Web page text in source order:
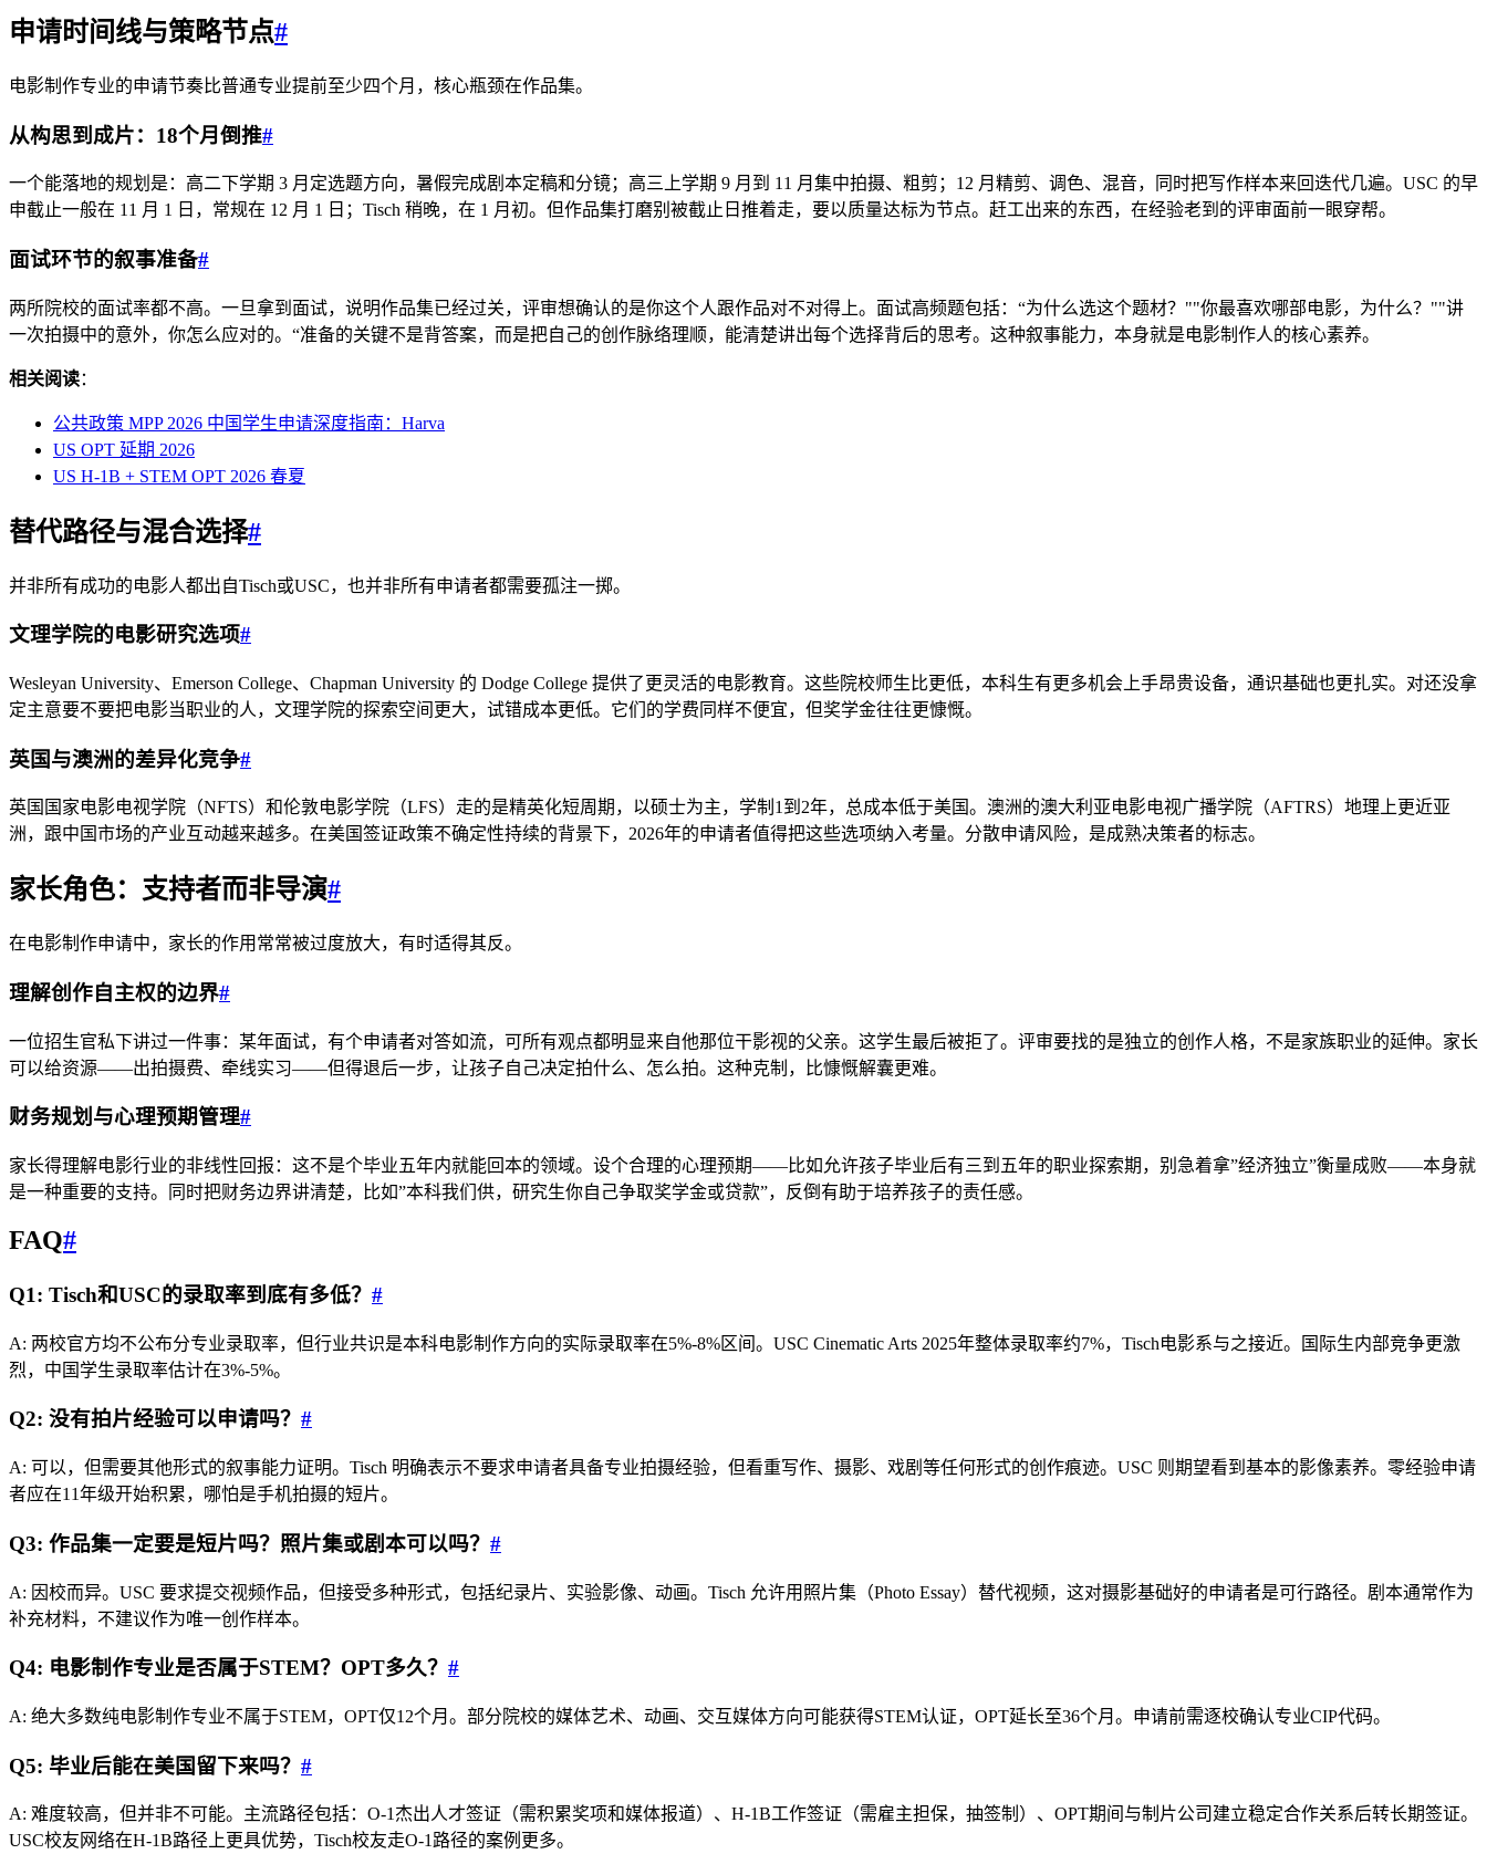
申请时间线与策略节点#
电影制作专业的申请节奏比普通专业提前至少四个月，核心瓶颈在作品集。
从构思到成片：18个月倒推#
一个能落地的规划是：高二下学期 3 月定选题方向，暑假完成剧本定稿和分镜；高三上学期 9 月到 11 月集中拍摄、粗剪；12 月精剪、调色、混音，同时把写作样本来回迭代几遍。USC 的早
申截止一般在 11 月 1 日，常规在 12 月 1 日；Tisch 稍晚，在 1 月初。但作品集打磨别被截止日推着走，要以质量达标为节点。赶工出来的东西，在经验老到的评审面前一眼穿帮。
面试环节的叙事准备#
两所院校的面试率都不高。一旦拿到面试，说明作品集已经过关，评审想确认的是你这个人跟作品对不对得上。面试高频题包括：“为什么选这个题材？""你最喜欢哪部电影，为什么？""讲
一次拍摄中的意外，你怎么应对的。“准备的关键不是背答案，而是把自己的创作脉络理顺，能清楚讲出每个选择背后的思考。这种叙事能力，本身就是电影制作人的核心素养。
相关阅读：
公共政策 MPP 2026 中国学生申请深度指南：Harva
US OPT 延期 2026
US H-1B + STEM OPT 2026 春夏
替代路径与混合选择#
并非所有成功的电影人都出自Tisch或USC，也并非所有申请者都需要孤注一掷。
文理学院的电影研究选项#
Wesleyan University、Emerson College、Chapman University 的 Dodge College 提供了更灵活的电影教育。这些院校师生比更低，本科生有更多机会上手昂贵设备，通识基础也更扎实。对还没拿
定主意要不要把电影当职业的人，文理学院的探索空间更大，试错成本更低。它们的学费同样不便宜，但奖学金往往更慷慨。
英国与澳洲的差异化竞争#
英国国家电影电视学院（NFTS）和伦敦电影学院（LFS）走的是精英化短周期，以硕士为主，学制1到2年，总成本低于美国。澳洲的澳大利亚电影电视广播学院（AFTRS）地理上更近亚
洲，跟中国市场的产业互动越来越多。在美国签证政策不确定性持续的背景下，2026年的申请者值得把这些选项纳入考量。分散申请风险，是成熟决策者的标志。
家长角色：支持者而非导演#
在电影制作申请中，家长的作用常常被过度放大，有时适得其反。
理解创作自主权的边界#
一位招生官私下讲过一件事：某年面试，有个申请者对答如流，可所有观点都明显来自他那位干影视的父亲。这学生最后被拒了。评审要找的是独立的创作人格，不是家族职业的延伸。家长
可以给资源——出拍摄费、牵线实习——但得退后一步，让孩子自己决定拍什么、怎么拍。这种克制，比慷慨解囊更难。
财务规划与心理预期管理#
家长得理解电影行业的非线性回报：这不是个毕业五年内就能回本的领域。设个合理的心理预期——比如允许孩子毕业后有三到五年的职业探索期，别急着拿”经济独立”衡量成败——本身就
是一种重要的支持。同时把财务边界讲清楚，比如”本科我们供，研究生你自己争取奖学金或贷款”，反倒有助于培养孩子的责任感。
FAQ#
Q1: Tisch和USC的录取率到底有多低？ #
A: 两校官方均不公布分专业录取率，但行业共识是本科电影制作方向的实际录取率在5%-8%区间。USC Cinematic Arts 2025年整体录取率约7%，Tisch电影系与之接近。国际生内部竞争更激
烈，中国学生录取率估计在3%-5%。
Q2: 没有拍片经验可以申请吗？ #
A: 可以，但需要其他形式的叙事能力证明。Tisch 明确表示不要求申请者具备专业拍摄经验，但看重写作、摄影、戏剧等任何形式的创作痕迹。USC 则期望看到基本的影像素养。零经验申请
者应在11年级开始积累，哪怕是手机拍摄的短片。
Q3: 作品集一定要是短片吗？照片集或剧本可以吗？ #
A: 因校而异。USC 要求提交视频作品，但接受多种形式，包括纪录片、实验影像、动画。Tisch 允许用照片集（Photo Essay）替代视频，这对摄影基础好的申请者是可行路径。剧本通常作为
补充材料，不建议作为唯一创作样本。
Q4: 电影制作专业是否属于STEM？OPT多久？ #
A: 绝大多数纯电影制作专业不属于STEM，OPT仅12个月。部分院校的媒体艺术、动画、交互媒体方向可能获得STEM认证，OPT延长至36个月。申请前需逐校确认专业CIP代码。
Q5: 毕业后能在美国留下来吗？ #
A: 难度较高，但并非不可能。主流路径包括：O-1杰出人才签证（需积累奖项和媒体报道）、H-1B工作签证（需雇主担保，抽签制）、OPT期间与制片公司建立稳定合作关系后转长期签证。
USC校友网络在H-1B路径上更具优势，Tisch校友走O-1路径的案例更多。